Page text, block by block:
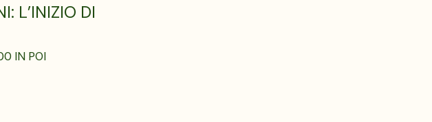
L’INIZIO DI
IN POI